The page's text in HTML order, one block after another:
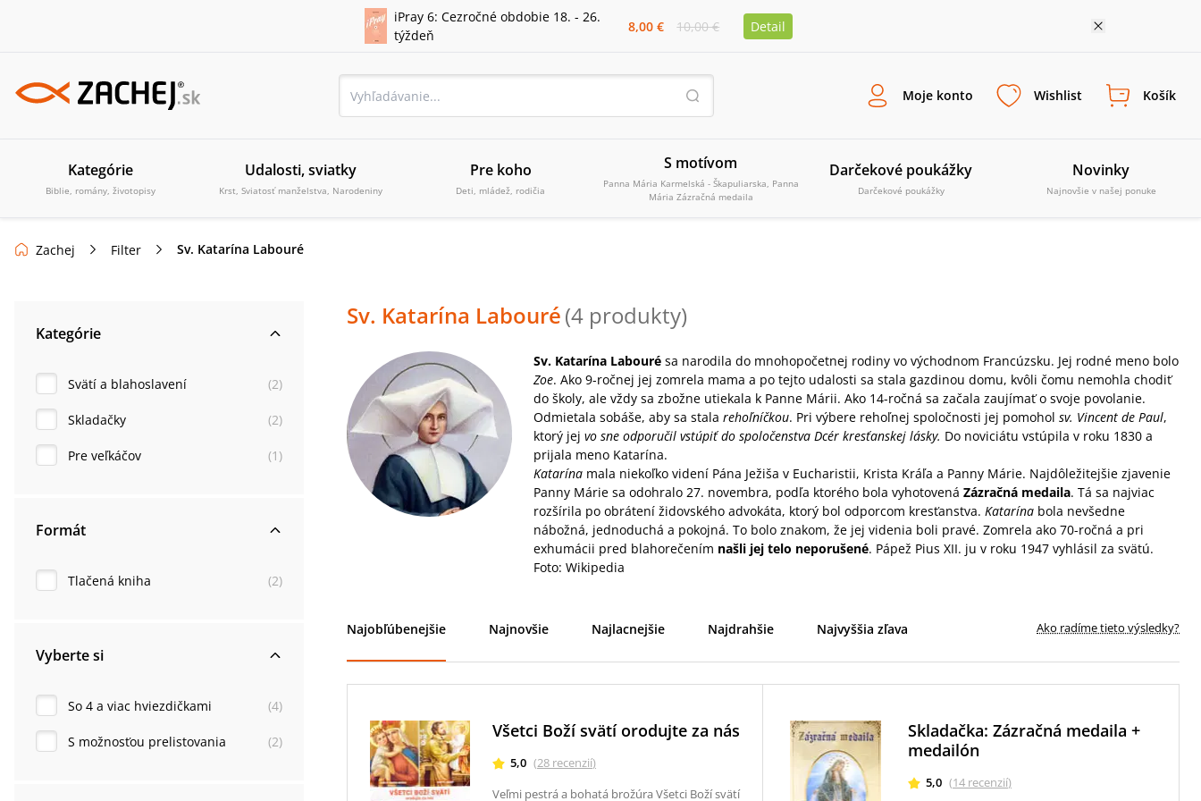
iPray 6: Cezročné obdobie 18. - 26.
týždeň
8,00 € 10,00 € Detail
Moje konto Wishlist Košík
Kategórie
Biblie, romány, životopisy
Udalosti, sviatky
Krst, Sviatosť manželstva, Narodeniny
Pre koho
Deti, mládež, rodičia
S motívom
Panna Mária Karmelská - Škapuliarska, Panna
Mária Zázračná medaila
Darčekové poukážky
Darčekové poukážky
Novinky
Najnovšie v našej ponuke
Zachej Filter Sv. Katarína Labouré
Kategórie
Svätí a blahoslavení (2)
Skladačky (2)
Pre veľkáčov (1 )
Formát
Tlačená kniha (2)
Vyberte si
So 4 a viac hviezdičkami (4)
S možnosťou prelistovania (2)
Sv. Katarína Labouré(4 produkty)
Sv. Katarína Labouré sa narodila do mnohopočetnej rodiny vo východnom Francúzsku. Jej rodné meno bolo
Zoe. Ako 9-ročnej jej zomrela mama a po tejto udalosti sa stala gazdinou domu, kvôli čomu nemohla chodiť
do školy, ale vždy sa zbožne utiekala k Panne Márii. Ako 14-ročná sa začala zaujímať o svoje povolanie.
Odmietala sobáše, aby sa stala rehoľníčkou. Pri výbere rehoľnej spoločnosti jej pomohol sv. Vincent de Paul,
ktorý jej vo sne odporučil vstúpiť do spoločenstva Dcér kresťanskej lásky. Do noviciátu vstúpila v roku 1830 a
prijala meno Katarína.
Katarína mala niekoľko videní Pána Ježiša v Eucharistii, Krista Kráľa a Panny Márie. Najdôležitejšie zjavenie
Panny Márie sa odohralo 27. novembra, podľa ktorého bola vyhotovená Zázračná medaila. Tá sa najviac
rozšírila po obrátení židovského advokáta, ktorý bol odporcom kresťanstva. Katarína bola nevšedne
nábožná, jednoduchá a pokojná. To bolo znakom, že jej videnia boli pravé. Zomrela ako 70-ročná a pri
exhumácii pred blahorečením našli jej telo neporušené. Pápež Pius XII. ju v roku 1947 vyhlásil za svätú.
Foto: Wikipedia
Najobľúbenejšie Najnovšie Najlacnejšie Najdrahšie Najvyššia zľava Ako radíme tieto výsledky?
Všetci Boží svätí orodujte za nás
5,0 (28 recenzií)
Veľmi pestrá a bohatá brožúra Všetci Boží svätí
Skladačka: Zázračná medaila +
medailón
5,0 (14 recenzií)